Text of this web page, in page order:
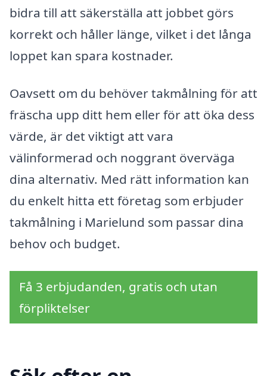
bidra till att säkerställa att jobbet görs
korrekt och håller länge, vilket i det långa
loppet kan spara kostnader.
Oavsett om du behöver takmålning för att
fräscha upp ditt hem eller för att öka dess
värde, är det viktigt att vara
välinformerad och noggrant överväga
dina alternativ. Med rätt information kan
du enkelt hitta ett företag som erbjuder
takmålning i Marielund som passar dina
behov och budget.
Få 3 erbjudanden, gratis och utan
förpliktelser